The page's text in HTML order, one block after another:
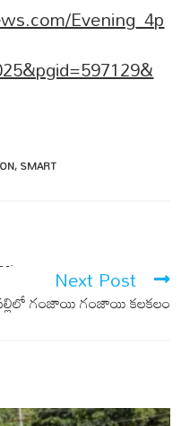
Evening_4p
,SMART
Next Post
గంజాయి గంజాయి కలకలం